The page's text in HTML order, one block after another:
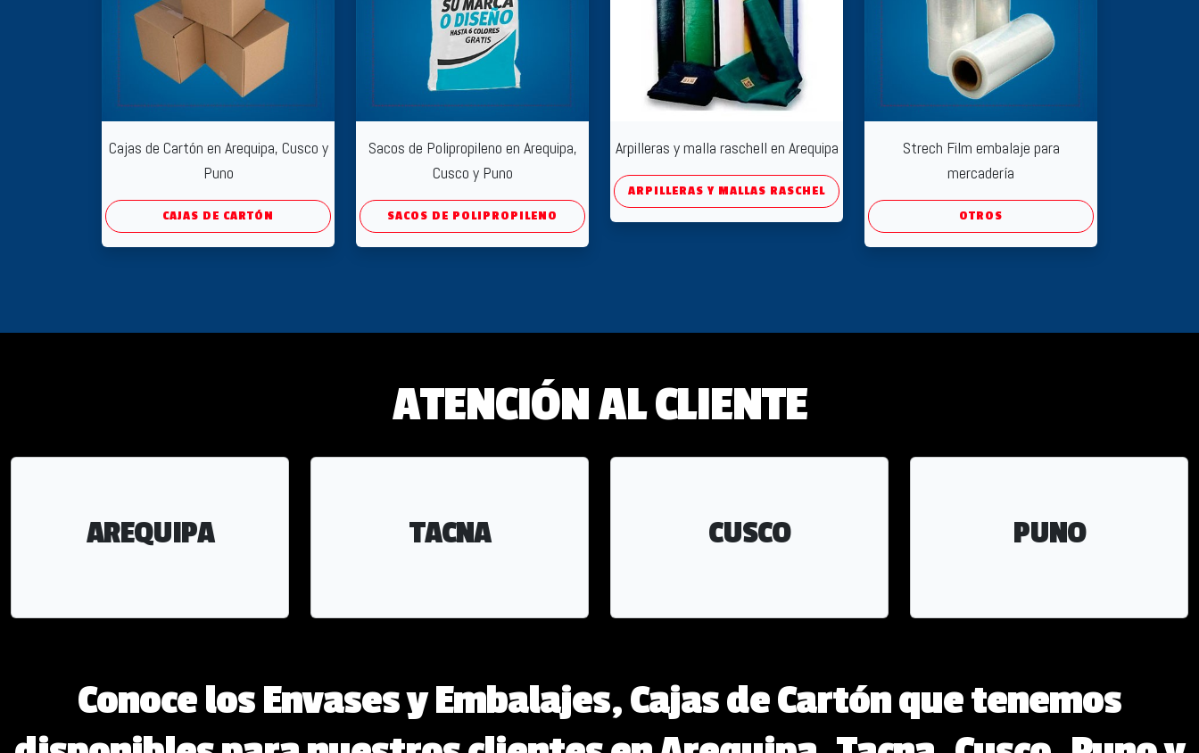
Cajas de Cartón en Arequipa, Cusco y
Puno
CAJAS DE CARTÓN
Sacos de Polipropileno en Arequipa,
Cusco y Puno
SACOS DE POLIPROPILENO
Arpilleras y malla raschell en Arequipa
ARPILLERAS Y MALLAS RASCHEL
Strech Film embalaje para
mercadería
OTROS
ATENCIÓN AL CLIENTE
AREQUIPA TACNA CUSCO PUNO
Conoce los Envases y Embalajes, Cajas de Cartón que tenemos